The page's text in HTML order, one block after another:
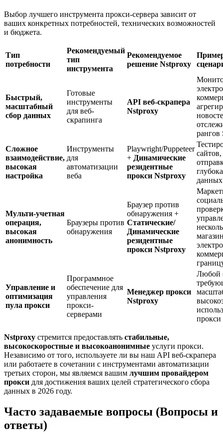
Выбор лучшего инструмента прокси-сервера зависит от
ваших конкретных потребностей, технических возможностей
и бюджета.
Тип
потребности
Рекомендуемый
тип
инструмента
Рекомендуемое
решение Nstproxy
Быстрый,
масштабный
сбор данных
Готовые
инструменты
для веб-
скрапинга
API веб-скрапера
Nstproxy
рангов
Сложное
взаимодействие,
высокая
настройка
Инструменты
для
автоматизации
веба
Playwright/Puppeteer
+ Динамические
резидентные
прокси Nstproxy
данных
Мульти-учетная
операция,
высокая
анонимность
Браузеры против
обнаружения
Браузер против
обнаружения +
Статические/
Динамические
резидентные
прокси Nstproxy
Управление и
оптимизация
пула прокси
Программное
обеспечение для
управления
прокси-
серверами
Менеджер прокси
Nstproxy
Любой
прокси
Nstproxy стремится предоставлять стабильные,
высокоскоростные и высокоанонимные услуги прокси.
Независимо от того, используете ли вы наш API веб-скрапера
или работаете в сочетании с инструментами автоматизации
третьих сторон, мы являемся вашим лучшим провайдером
прокси для достижения ваших целей стратегического сбора
данных в 2026 году.
Часто задаваемые вопросы (Вопросы и
ответы)